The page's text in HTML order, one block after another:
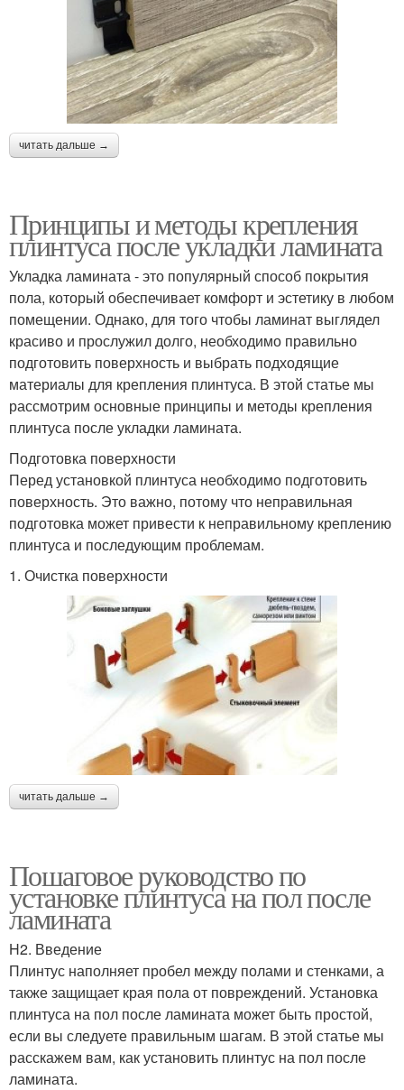
читать дальше →
Принципы и методы крепления
плинтуса после укладки ламината
Укладка ламината - это популярный способ покрытия
пола, который обеспечивает комфорт и эстетику в любом
помещении. Однако, для того чтобы ламинат выглядел
красиво и прослужил долго, необходимо правильно
подготовить поверхность и выбрать подходящие
материалы для крепления плинтуса. В этой статье мы
рассмотрим основные принципы и методы крепления
плинтуса после укладки ламината.
Подготовка поверхности
Перед установкой плинтуса необходимо подготовить
поверхность. Это важно, потому что неправильная
подготовка может привести к неправильному креплению
плинтуса и последующим проблемам.
1. Очистка поверхности
читать дальше →
Пошаговое руководство по
установке плинтуса на пол после
ламината
H2. Введение
Плинтус наполняет пробел между полами и стенками, а
также защищает края пола от повреждений. Установка
плинтуса на пол после ламината может быть простой,
если вы следуете правильным шагам. В этой статье мы
расскажем вам, как установить плинтус на пол после
ламината.